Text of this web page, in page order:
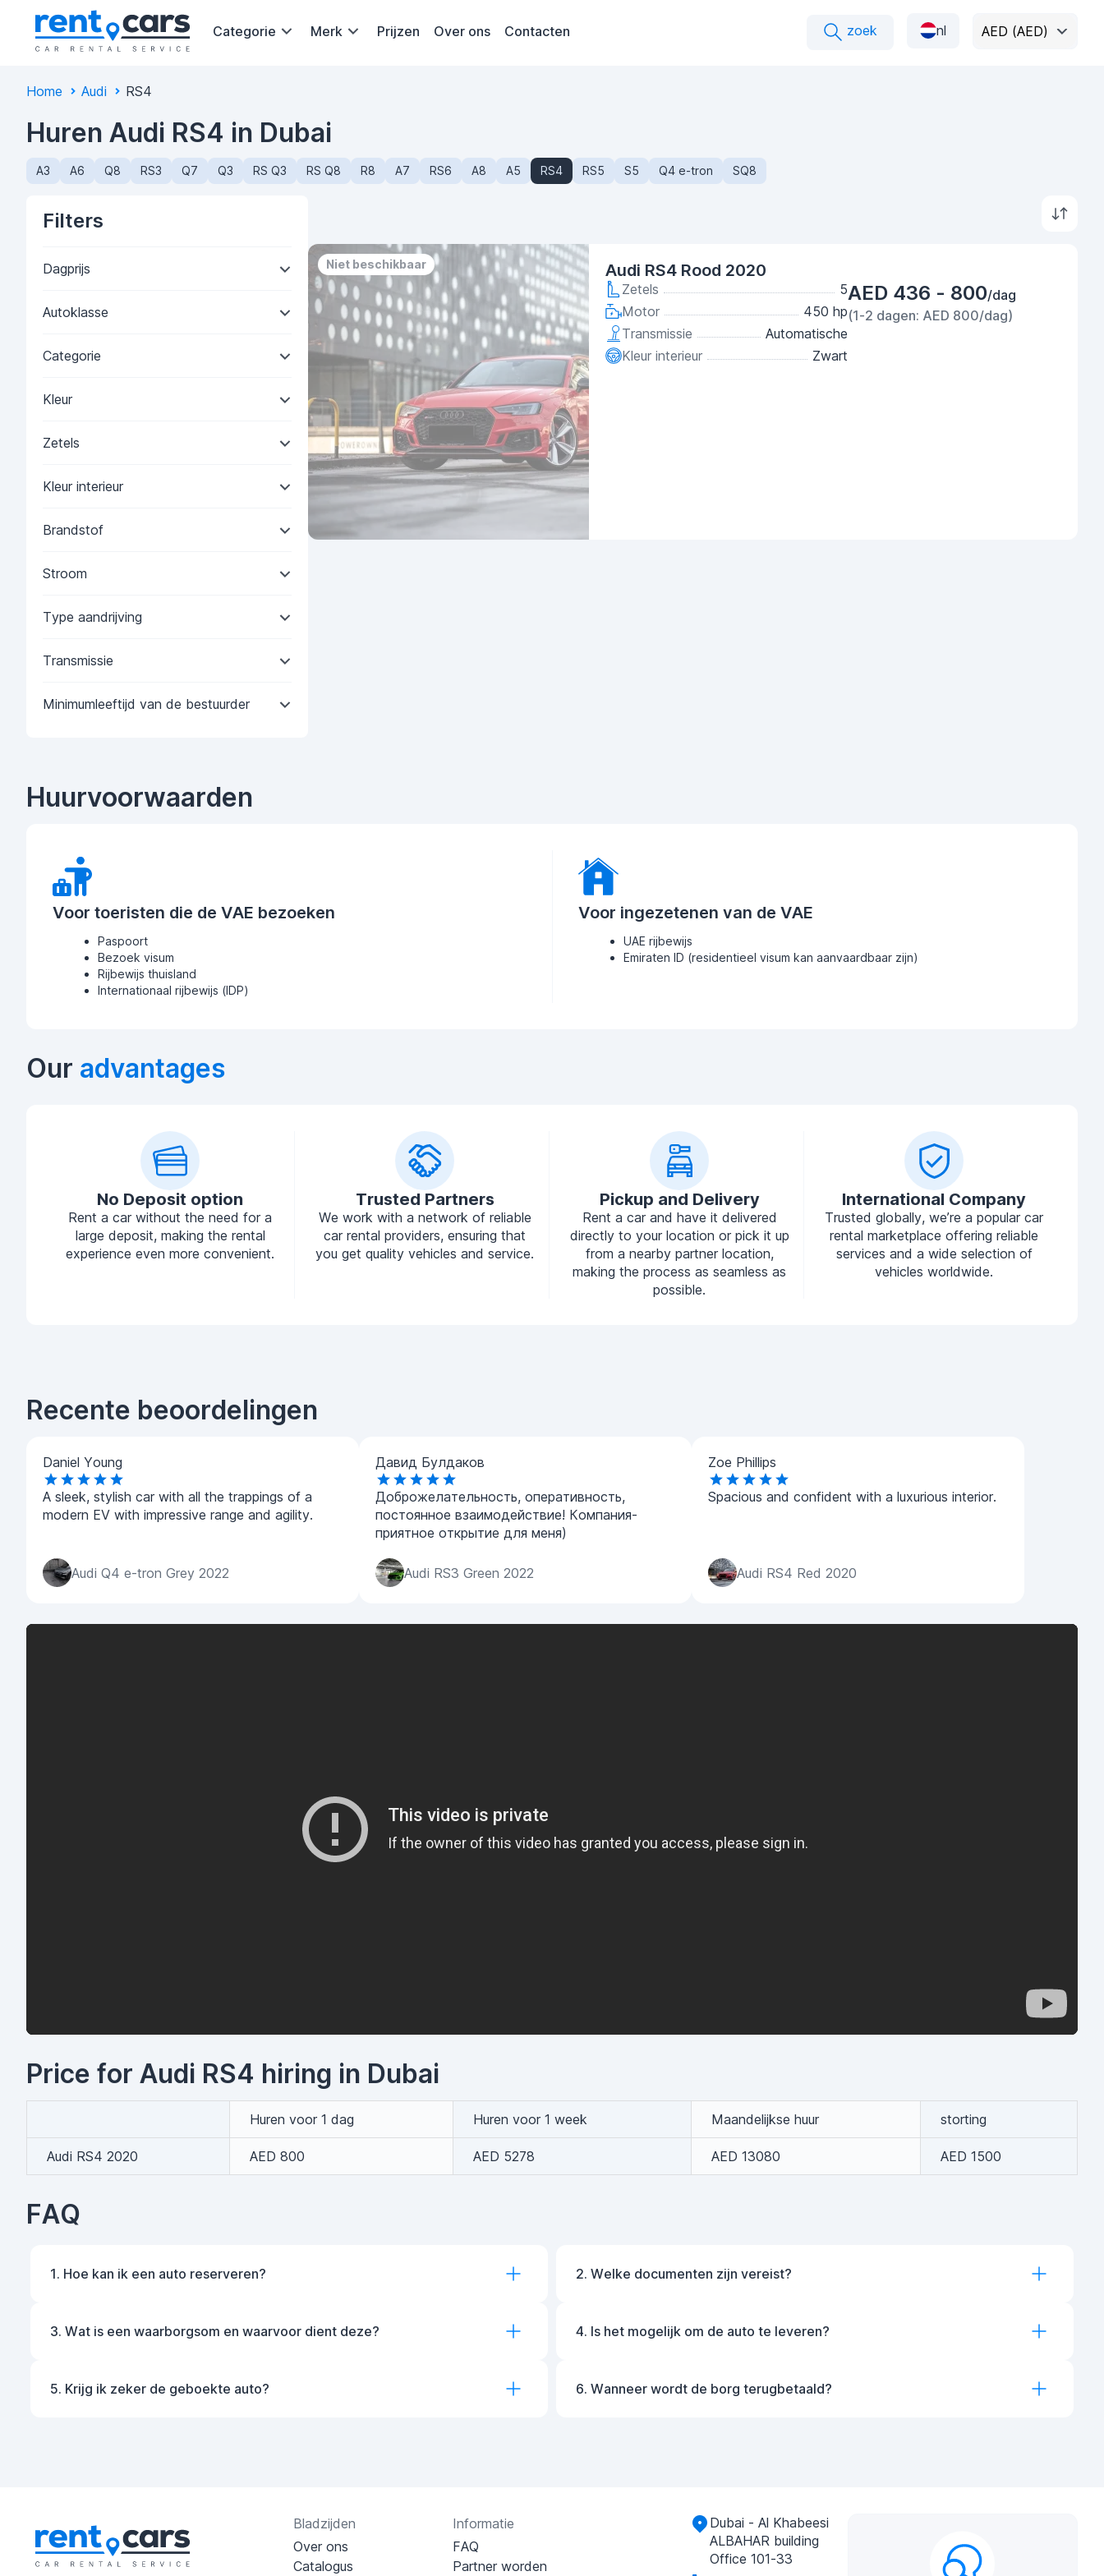
Categorie Merk Prijzen Over ons Contacten zoek nl AED (AED)
Home Audi RS4
Huren Audi RS4 in Dubai
A3 A6 Q8 RS3 Q7 Q3 RS Q3 RS Q8 R8 A7 RS6 A8 A5 RS4 RS5 S5 Q4 e-tron SQ8
Filters
Dagprijs
Autoklasse
Categorie
Kleur
Zetels
Kleur interieur
Brandstof
Stroom
Type aandrijving
Transmissie
Minimumleeftijd van de bestuurder
Niet beschikbaar Audi RS4 Rood 2020
Zetels
5
Motor
450 hp
Transmissie
Automatische
Kleur interieur
Zwart
AED 436 - 800/dag
(1-2 dagen: AED 800/dag)
Huurvoorwaarden
Voor toeristen die de VAE bezoeken
Paspoort
Bezoek visum
Rijbewijs thuisland
Internationaal rijbewijs (IDP)
Voor ingezetenen van de VAE
UAE rijbewijs
Emiraten ID (residentieel visum kan aanvaardbaar zijn)
Our advantages
No Deposit option
Rent a car without the need for a
large deposit, making the rental
experience even more convenient.
Trusted Partners
We work with a network of reliable
car rental providers, ensuring that
you get quality vehicles and service.
Pickup and Delivery
Rent a car and have it delivered
directly to your location or pick it up
from a nearby partner location,
making the process as seamless as
possible.
International Company
Trusted globally, we’re a popular car
rental marketplace offering reliable
services and a wide selection of
vehicles worldwide.
Recente beoordelingen
Daniel Young
A sleek, stylish car with all the trappings of a
modern EV with impressive range and agility.
Audi Q4 e-tron Grey 2022
Давид Булдаков
Доброжелательность, оперативность,
постоянное взаимодействие! Компания-
приятное открытие для меня)
Audi RS3 Green 2022
Zoe Phillips
Spacious and confident with a luxurious interior.
Audi RS4 Red 2020
Price for Audi RS4 hiring in Dubai
Huren voor 1 dag Huren voor 1 week Maandelijkse huur storting
Audi RS4 2020 AED 800 AED 5278 AED 13080 AED 1500
FAQ
1. Hoe kan ik een auto reserveren?
3. Wat is een waarborgsom en waarvoor dient deze?
5. Krijg ik zeker de geboekte auto?
2. Welke documenten zijn vereist?
4. Is het mogelijk om de auto te leveren?
6. Wanneer wordt de borg terugbetaald?
Bladzijden
Over ons
Catalogus
Informatie
FAQ
Partner worden
Dubai - Al Khabeesi
ALBAHAR building
Office 101-33